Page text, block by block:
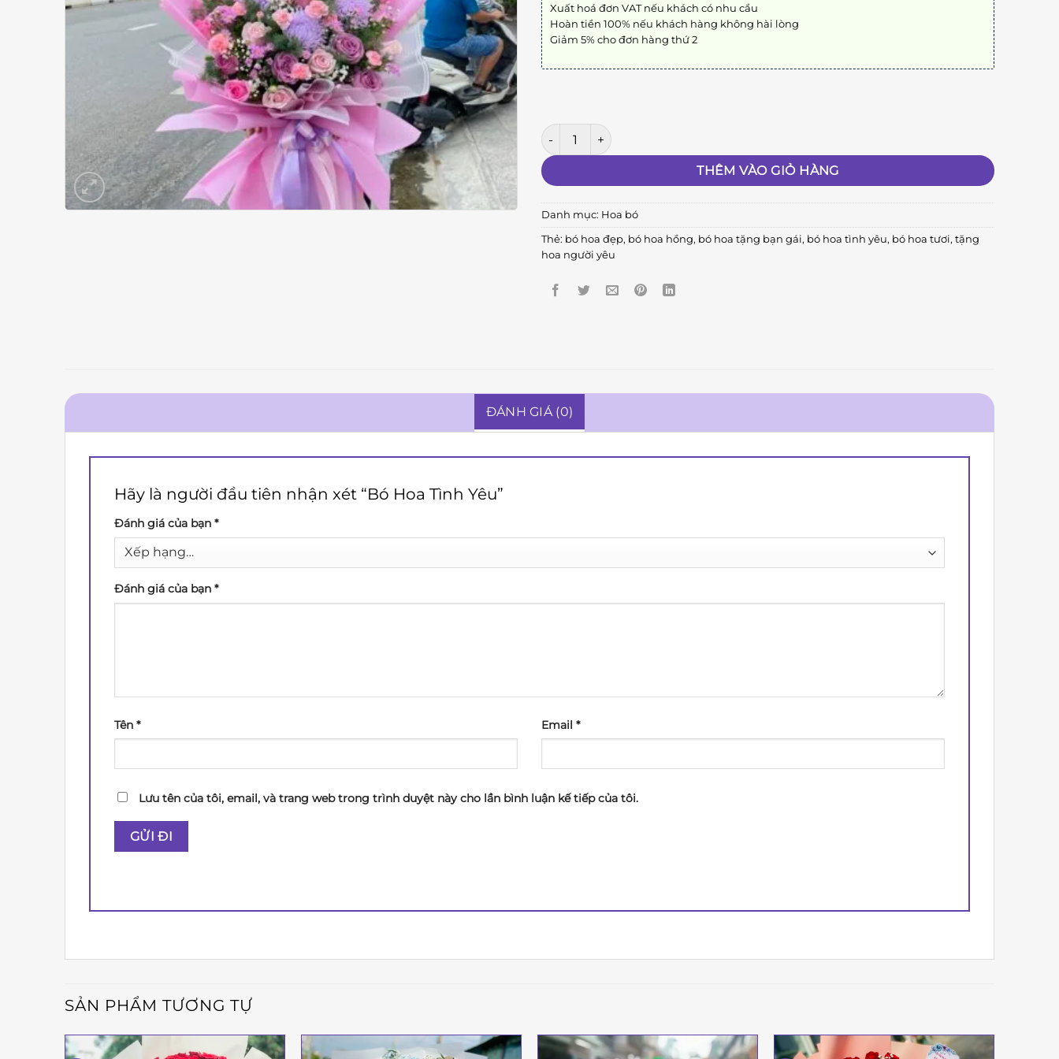
Xuất hoá đơn VAT nếu khách có nhu cầu
Hoàn tiền 100% nếu khách hàng không hài lòng
Giảm 5% cho đơn hàng thứ 2
Bó Hoa Tình Yêu số lượng
THÊM VÀO GIỎ HÀNG
Danh mục: Hoa bó
Thẻ: bó hoa đẹp, bó hoa hồng, bó hoa tặng bạn gái, bó hoa tình yêu, bó hoa tươi, tặng
hoa người yêu
ĐÁNH GIÁ (0)
Hãy là người đầu tiên nhận xét “Bó Hoa Tình Yêu”
Đánh giá của bạn *
Đánh giá của bạn *
Tên * Email *
Lưu tên của tôi, email, và trang web trong trình duyệt này cho lần bình luận kế tiếp của tôi.
SẢN PHẨM TƯƠNG TỰ